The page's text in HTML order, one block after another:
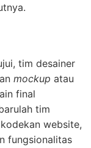
tim desainer
mockup atau
final
tim
website,
fungsionalitas